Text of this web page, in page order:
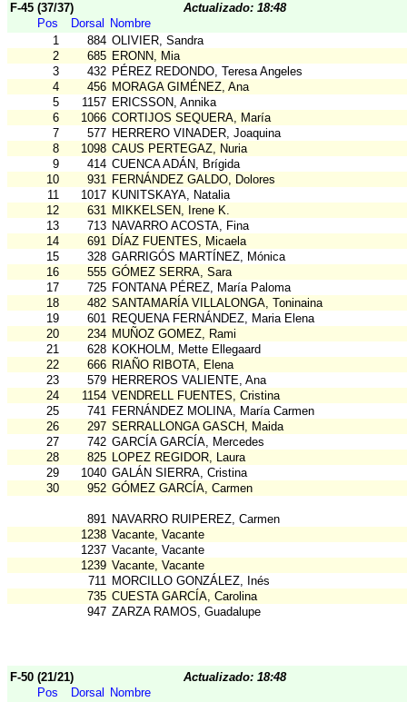
F-45 (37/37)
Actualizado: 18:48
Pos
Dorsal
Nombre
1
884 OLIVIER, Sandra
2
685 ERONN, Mia
3
432 PÉREZ REDONDO, Teresa Angeles
4
456 MORAGA GIMÉNEZ, Ana
5
1157 ERICSSON, Annika
6
1066 CORTIJOS SEQUERA, María
7
577 HERRERO VINADER, Joaquina
8
1098 CAUS PERTEGAZ, Nuria
9
414 CUENCA ADÁN, Brígida
10
931 FERNÁNDEZ GALDO, Dolores
11
1017 KUNITSKAYA, Natalia
12
631 MIKKELSEN, Irene K.
13
713 NAVARRO ACOSTA, Fina
14
691 DÍAZ FUENTES, Micaela
15
328 GARRIGÓS MARTÍNEZ, Mónica
16
555 GÓMEZ SERRA, Sara
17
725 FONTANA PÉREZ, María Paloma
18
482 SANTAMARÍA VILLALONGA, Toninaina
19
601 REQUENA FERNÁNDEZ, Maria Elena
20
234 MUÑOZ GOMEZ, Rami
21
628 KOKHOLM, Mette Ellegaard
22
666 RIAÑO RIBOTA, Elena
23
579 HERREROS VALIENTE, Ana
24
1154 VENDRELL FUENTES, Cristina
25
741 FERNÁNDEZ MOLINA, María Carmen
26
297 SERRALLONGA GASCH, Maida
27
742 GARCÍA GARCÍA, Mercedes
28
825 LOPEZ REGIDOR, Laura
29
1040 GALÁN SIERRA, Cristina
30
952 GÓMEZ GARCÍA, Carmen
891 NAVARRO RUIPEREZ, Carmen
1238 Vacante, Vacante
1237 Vacante, Vacante
1239 Vacante, Vacante
711 MORCILLO GONZÁLEZ, Inés
735 CUESTA GARCÍA, Carolina
947 ZARZA RAMOS, Guadalupe
F-50 (21/21)
Actualizado: 18:48
Pos
Dorsal
Nombre